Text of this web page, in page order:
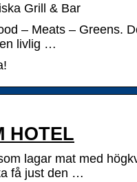
Grill & Bar
– Meats – Greens.
livlig …
HOTEL
lagar mat med
få just den …